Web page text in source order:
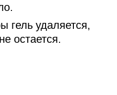
гель удаляется,
остается.